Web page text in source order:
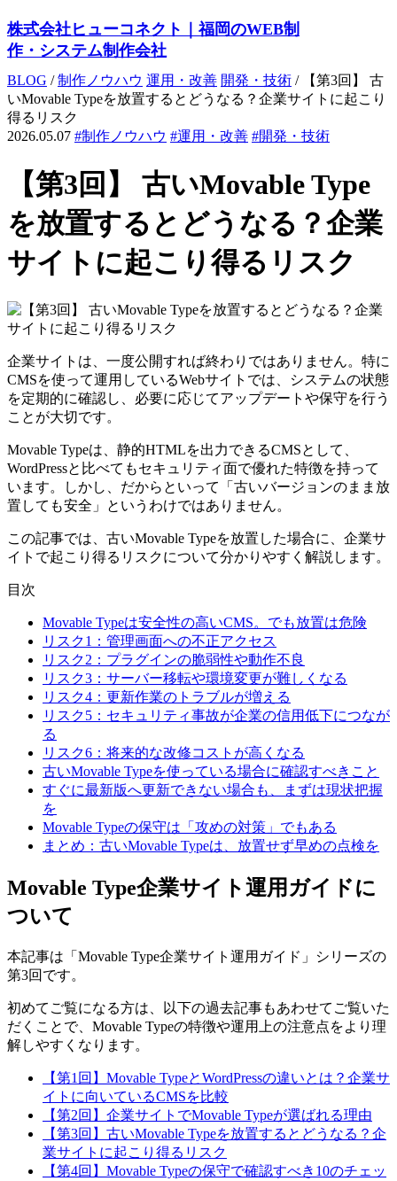
株式会社ヒューコネクト｜福岡のWEB制
作・システム制作会社
BLOG / 制作ノウハウ 運用・改善 開発・技術 /
【第3回】 古
いMovable Typeを放置するとどうなる？企業サイトに起こり
得るリスク
2026.05.07 #制作ノウハウ #運用・改善 #開発・技術
【第3回】 古いMovable Type
を放置するとどうなる？企業
サイトに起こり得るリスク
企業サイトは、一度公開すれば終わりではありません。特に
CMSを使って運用しているWebサイトでは、システムの状態
を定期的に確認し、必要に応じてアップデートや保守を行う
ことが大切です。
Movable Typeは、静的HTMLを出力できるCMSとして、
WordPressと比べてもセキュリティ面で優れた特徴を持って
います。しかし、だからといって「古いバージョンのまま放
置しても安全」というわけではありません。
この記事では、古いMovable Typeを放置した場合に、企業サ
イトで起こり得るリスクについて分かりやすく解説します。
目次
Movable Typeは安全性の高いCMS。でも放置は危険
リスク1：管理画面への不正アクセス
リスク2：プラグインの脆弱性や動作不良
リスク3：サーバー移転や環境変更が難しくなる
リスク4：更新作業のトラブルが増える
リスク5：セキュリティ事故が企業の信用低下につなが
る
リスク6：将来的な改修コストが高くなる
古いMovable Typeを使っている場合に確認すべきこと
すぐに最新版へ更新できない場合も、まずは現状把握
を
Movable Typeの保守は「攻めの対策」でもある
まとめ：古いMovable Typeは、放置せず早めの点検を
Movable Type企業サイト運用ガイドに
ついて
本記事は「Movable Type企業サイト運用ガイド」シリーズの
第3回です。
初めてご覧になる方は、以下の過去記事もあわせてご覧いた
だくことで、Movable Typeの特徴や運用上の注意点をより理
解しやすくなります。
【第1回】Movable TypeとWordPressの違いとは？企業サ
イトに向いているCMSを比較
【第2回】企業サイトでMovable Typeが選ばれる理由
【第3回】古いMovable Typeを放置するとどうなる？企
業サイトに起こり得るリスク
【第4回】Movable Typeの保守で確認すべき10のチェッ